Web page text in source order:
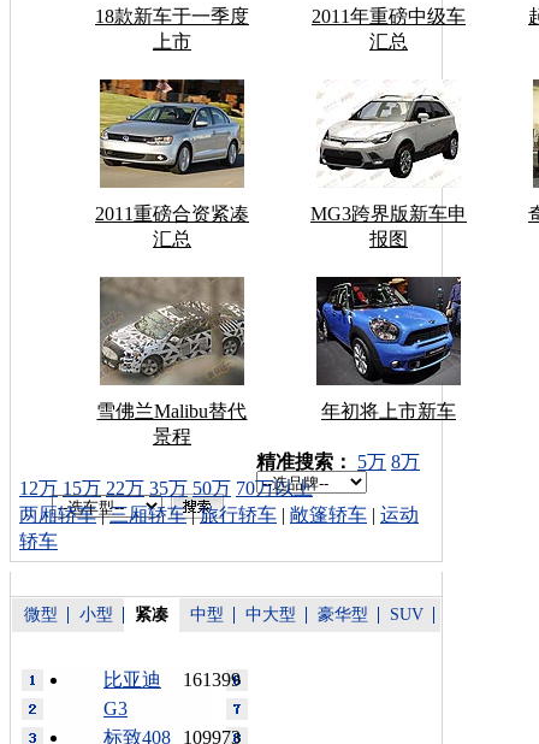
18款新车于一季度
上市
2011年重磅中级车
汇总
2011重磅合资紧凑
汇总
MG3跨界版新车申
报图
雪佛兰Malibu替代
景程
年初将上市新车
车型搜索：
精准搜索： 5万 8万
12万 15万 22万 35万 50万 70万以上
两厢轿车|三厢轿车|旅行轿车 | 敞篷轿车 | 运动
轿车
微型 小型 紧凑 中型 中大型 豪华型 SUV
161399
比亚迪
G3
109973
标致408